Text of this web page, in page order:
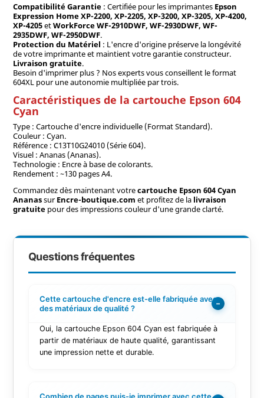
Compatibilité Garantie: Certifiée pour les imprimantes Epson
Expression Home XP-2200, XP-2205, XP-3200, XP-3205, XP-4200,
XP-4205etWorkForce WF-2910DWF, WF-2930DWF, WF-
2935DWF, WF-2950DWF.
Protection du Matériel : L'encre d'origine préserve la longévité
de votre imprimante et maintient votre garantie constructeur.
Livraison gratuite.
Besoin d'imprimer plus ? Nos experts vous conseillent le format
604XL pour une autonomie multipliée par trois.
Caractéristiques de la cartouche Epson 604
Cyan
Type : Cartouche d'encre individuelle (Format Standard).
Couleur : Cyan.
Référence : C13T10G24010 (Série 604).
Visuel : Ananas (Ananas).
Technologie : Encre à base de colorants.
Rendement : ~130 pages A4.
Commandez dès maintenant votrecartouche Epson 604 Cyan
AnanassurEncre-boutique.com et profitez de la livraison
gratuitepour des impressions couleur d'une grande clarté.
Questions fréquentes
Cette cartouche d'encre est-elle fabriquée avec
des matériaux de qualité ?
−
Oui, la cartouche Epson 604 Cyan est fabriquée à
partir de matériaux de haute qualité, garantissant
une impression nette et durable.